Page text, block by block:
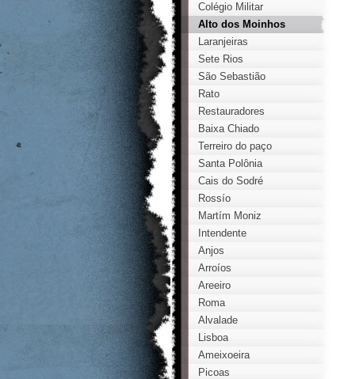
Colégio Militar
Alto dos Moinhos
Laranjeiras
Sete Rios
São Sebastião
Rato
Restauradores
Baixa Chiado
Terreiro do paço
Santa Polônia
Cais do Sodré
Rossío
Martím Moniz
Intendente
Anjos
Arroíos
Areeiro
Roma
Alvalade
Lisboa
Ameixoeira
Picoas